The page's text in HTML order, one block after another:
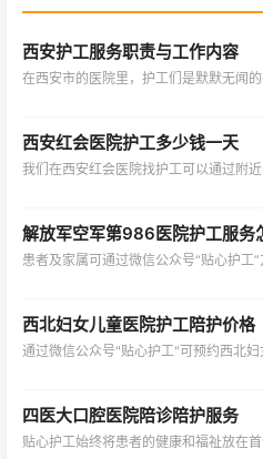
西安护工服务职责与工作内容
在西安市的医院里，护工们是默默无闻
西安红会医院护工多少钱一天
我们在西安红会医院找护工可以通过附
解放军空军第986医院护工服务
患者及家属可通过微信公众号“贴心护工
西北妇女儿童医院护工陪护价格
通过微信公众号"贴心护工"可预约西北妇
四医大口腔医院陪诊陪护服务
贴心护工始终将患者的健康和福祉放在